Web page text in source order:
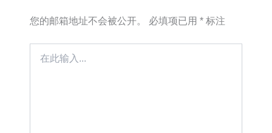
您的邮箱地址不会被公开。 必填项已用 *标注